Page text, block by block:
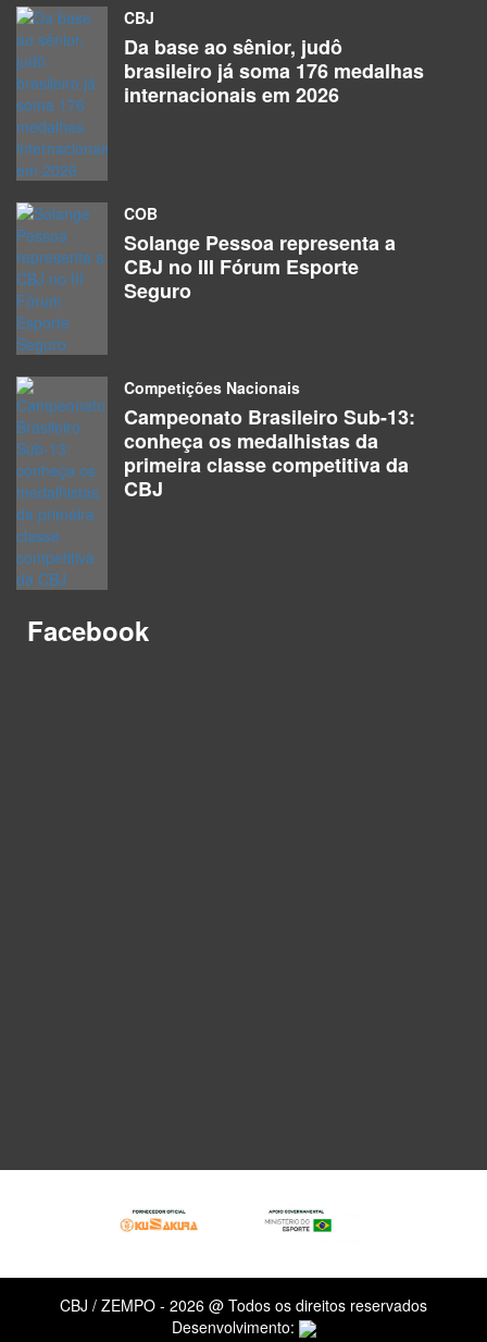
CBJ
Da base ao sênior, judô
brasileiro já soma 176 medalhas
internacionais em 2026
COB
Solange Pessoa representa a
CBJ no III Fórum Esporte
Seguro
Competições Nacionais
Campeonato Brasileiro Sub-13:
conheça os medalhistas da
primeira classe competitiva da
CBJ
Facebook
CBJ / ZEMPO - 2026 @ Todos os direitos reservados
Desenvolvimento: